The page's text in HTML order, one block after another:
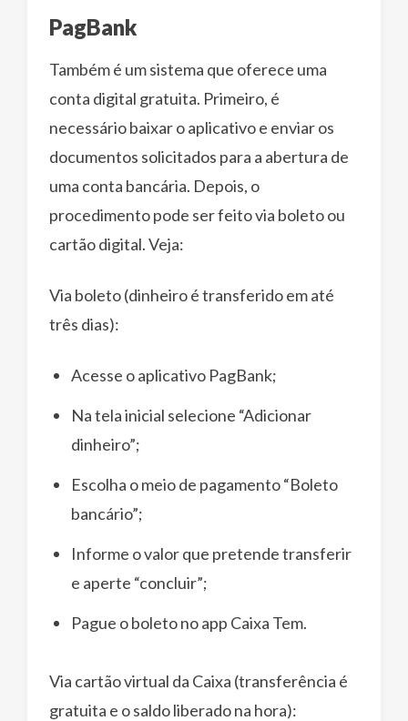
PagBank
Também é um sistema que oferece uma
conta digital gratuita. Primeiro, é
necessário baixar o aplicativo e enviar os
documentos solicitados para a abertura de
uma conta bancária. Depois, o
procedimento pode ser feito via boleto ou
cartão digital. Veja:
Via boleto (dinheiro é transferido em até
três dias):
Acesse o aplicativo PagBank;
Na tela inicial selecione “Adicionar
dinheiro”;
Escolha o meio de pagamento “Boleto
bancário”;
Informe o valor que pretende transferir
e aperte “concluir”;
Pague o boleto no app Caixa Tem.
Via cartão virtual da Caixa (transferência é
gratuita e o saldo liberado na hora):